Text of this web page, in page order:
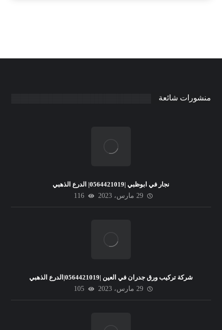
منشورات شائعة
نجار في ابوظبي |0564421019| الدرع الذهبي
29 مارس، 2023
116
شركة تركيب ورق جدران في العين |0564421019|الدرع الذهبي
29 مارس، 2023
105